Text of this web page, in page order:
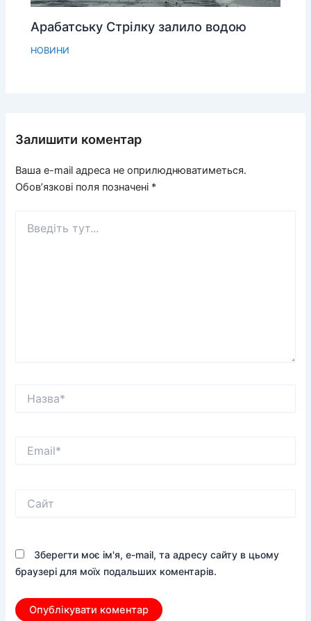
Арабатську Стрілку залило водою
НОВИНИ
Залишити коментар
Ваша e-mail адреса не оприлюднюватиметься.
Обов’язкові поля позначені *
тут...
Зберегти моє ім'я, e-mail, та адресу сайту в цьому
браузері для моїх подальших коментарів.